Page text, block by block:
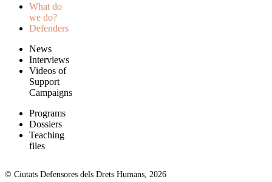
What do
we do?
Defenders
News
Interviews
Videos of
Support
Campaigns
Programs
Dossiers
Teaching
files
© Ciutats Defensores dels Drets Humans, 2026